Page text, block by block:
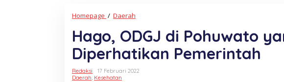
Homepage / Daerah
di
Pohuwato
yang
Tak
Pernah
Hago, ODGJ di Pohuwato
Diperhatikan Pemerintah
Redaksi
17 Februari 2022
Daerah, Kesehatan